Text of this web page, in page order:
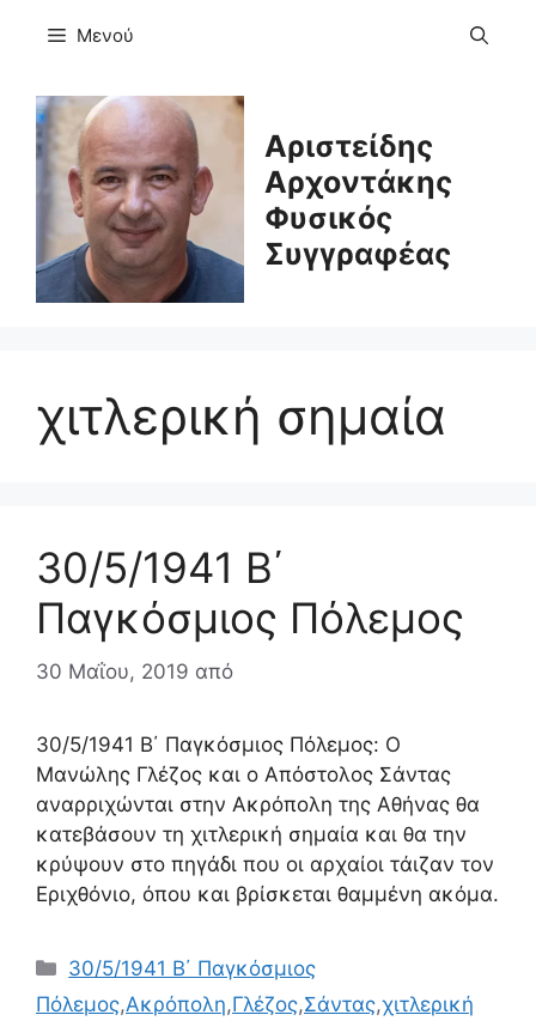
Μενού
Αριστείδης
Αρχοντάκης
Φυσικός
Συγγραφέας
χιτλερική σημαία
30/5/1941 Β΄
Παγκόσμιος Πόλεμος
30 Μαΐου, 2019 από
30/5/1941 Β΄ Παγκόσμιος Πόλεμος: Ο
Μανώλης Γλέζος και ο Απόστολος Σάντας
αναρριχώνται στην Ακρόπολη της Αθήνας θα
κατεβάσουν τη χιτλερική σημαία και θα την
κρύψουν στο πηγάδι που οι αρχαίοι τάιζαν τον
Εριχθόνιο, όπου και βρίσκεται θαμμένη ακόμα.
Κατηγορίες
30/5/1941 Β΄ Παγκόσμιος
Πόλεμος,Ακρόπολη,Γλέζος,Σάντας,χιτλερική